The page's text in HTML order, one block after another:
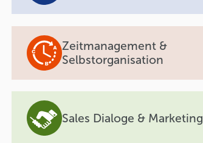
Zeitmanagement &
Selbstorganisation
Sales Dialoge & Marketing